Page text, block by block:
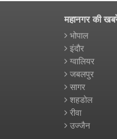
महानगर की
भोपाल
इंदौर
ग्वालियर
जबलपुर
सागर
शहडोल
रीवा
उज्जैन